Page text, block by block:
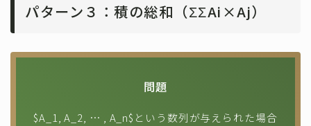
パターン３：積の総和（ΣΣAi×Aj）
問題
$A_1, A_2, … , A_n$という数列が与えられた場合